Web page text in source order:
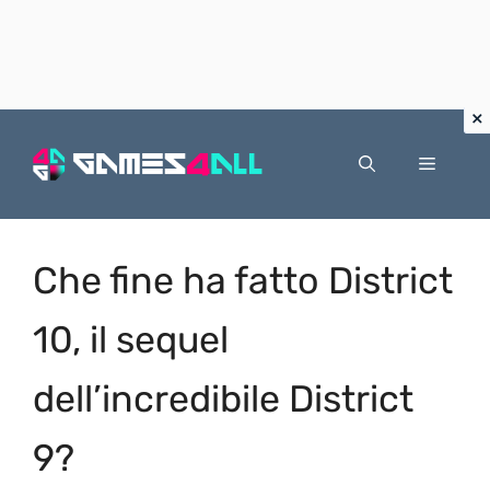
Menu
Che fine ha fatto District
10, il sequel
dell’incredibile District
9?